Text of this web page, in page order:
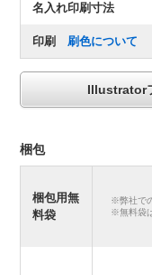
名入れ印刷寸法
印刷刷色について
Illustrator
梱包
梱包用無
料袋
※弊社で
※無料袋